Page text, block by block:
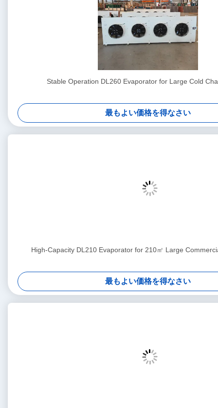
Stable Operation DL260 Evaporator for Large Cold
最もよい価格を得なさい
High-Capacity DL210 Evaporator for 210㎡ Large
最もよい価格を得なさい